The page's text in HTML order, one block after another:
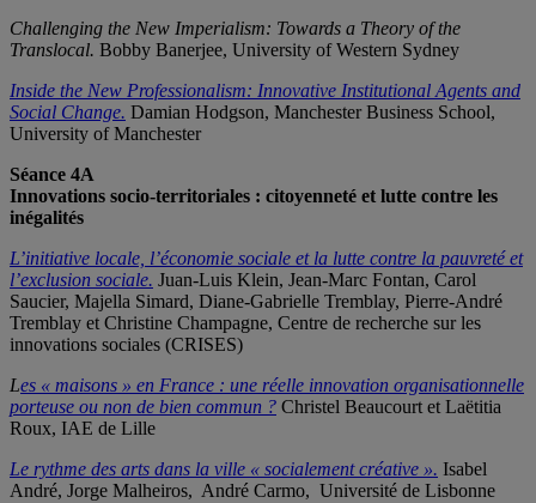
Challenging the New Imperialism: Towards a Theory of the
Translocal. Bobby Banerjee, University of Western Sydney
Inside the New Professionalism: Innovative Institutional Agents and
Social Change. Damian Hodgson, Manchester Business School,
University of Manchester
Séance 4A
Innovations socio-territoriales : citoyenneté et lutte contre les
inégalités
L’initiative locale, l’économie sociale et la lutte contre la pauvreté et
l’exclusion sociale. Juan-Luis Klein, Jean-Marc Fontan, Carol
Saucier, Majella Simard, Diane-Gabrielle Tremblay, Pierre-André
Tremblay et Christine Champagne, Centre de recherche sur les
innovations sociales (CRISES)
Les « maisons » en France : une réelle innovation organisationnelle
porteuse ou non de bien commun ? Christel Beaucourt et Laëtitia
Roux, IAE de Lille
Le rythme des arts dans la ville « socialement créative ». Isabel
André, Jorge Malheiros, André Carmo, Université de Lisbonne